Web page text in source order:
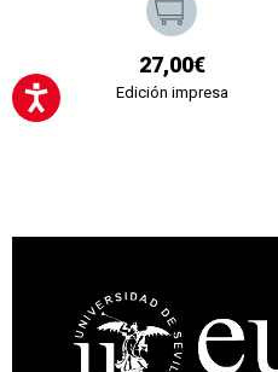
27,00€
Edición impresa